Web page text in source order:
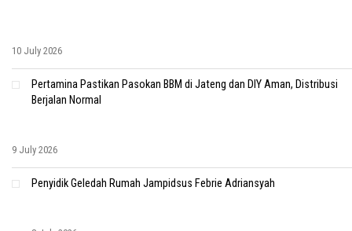
10 July 2026
Pertamina Pastikan Pasokan BBM di Jateng dan DIY Aman, Distribusi
Berjalan Normal
9 July 2026
Penyidik Geledah Rumah Jampidsus Febrie Adriansyah